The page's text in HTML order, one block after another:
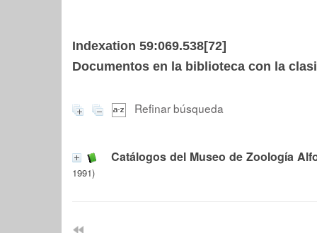
Indexation 59:069.538[72]
Documentos en la biblioteca con la
Refinar búsqueda
Catálogos del Museo de Zoología
1991)